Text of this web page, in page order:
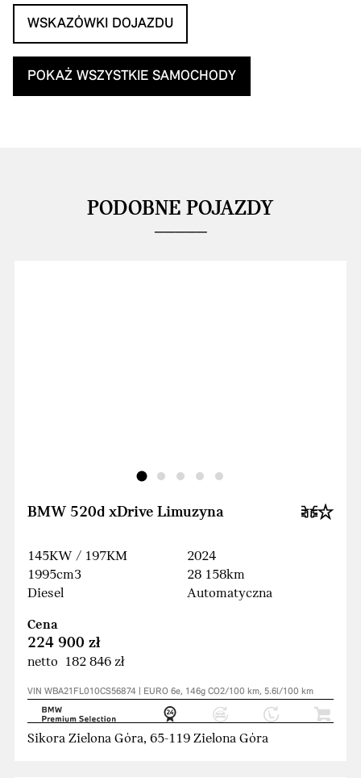
WSKAZÓWKI DOJAZDU
POKAŻ WSZYSTKIE SAMOCHODY
PODOBNE POJAZDY
BMW 520d xDrive Limuzyna
145KW / 197KM
1995cm3
Diesel
2024
28 158km
Automatyczna
Cena
224 900 zł
netto 182 846 zł
VIN WBA21FL010CS56874 | EURO 6e, 146g CO2/100 km, 5.6l/100 km
Sikora Zielona Góra, 65-119 Zielona Góra